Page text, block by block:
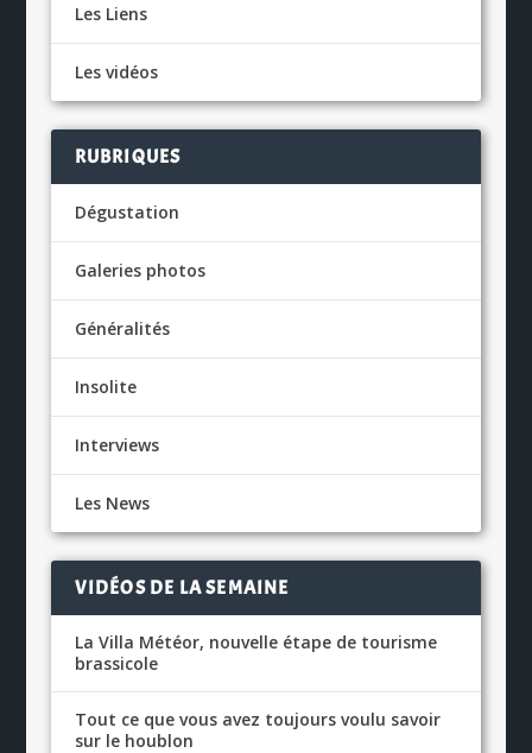
Les Liens
Les vidéos
RUBRIQUES
Dégustation
Galeries photos
Généralités
Insolite
Interviews
Les News
VIDÉOS DE LA SEMAINE
La Villa Météor, nouvelle étape de tourisme
brassicole
Tout ce que vous avez toujours voulu savoir
sur le houblon